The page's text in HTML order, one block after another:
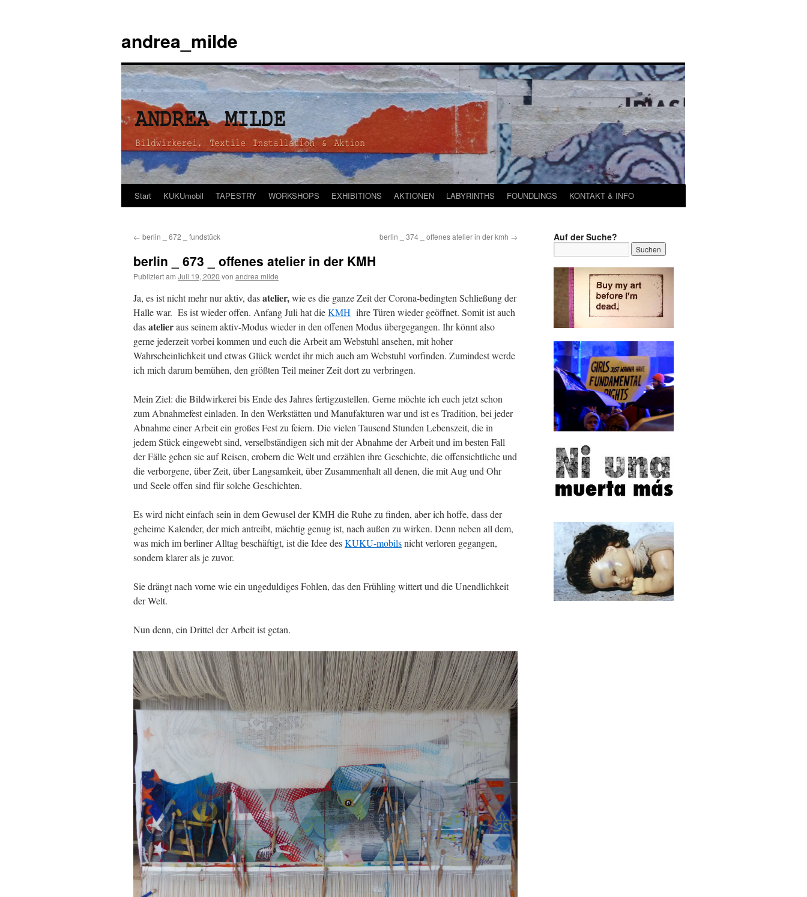
andrea_milde
Zum
springen
Start KUKUmobil TAPESTRY WORKSHOPS EXHIBITIONS AKTIONEN LABYRINTHS FOUNDLINGS KONTAKT & INFO
← berlin _ 672 _ fundstück berlin _ 374 _ offenes atelier in der kmh →
berlin _ 673 _ offenes atelier in der KMH
Publiziert am Juli 19, 2020 von andrea milde
Ja, es ist nicht mehr nur aktiv, dasatelier,wie es die ganze Zeit der Corona-bedingten Schließung der
Halle war. Es ist wieder offen. Anfang Juli hat dieKMH ihre Türen wieder geöffnet. Somit ist auch
dasatelieraus seinem aktiv-Modus wieder in den offenen Modus übergegangen. Ihr könnt also
gerne jederzeit vorbei kommen und euch die Arbeit am Webstuhl ansehen, mit hoher
Wahrscheinlichkeit und etwas Glück werdet ihr mich auch am Webstuhl vorfinden. Zumindest werde
ich mich darum bemühen, den größten Teil meiner Zeit dort zu verbringen.
Mein Ziel: die Bildwirkerei bis Ende des Jahres fertigzustellen. Gerne möchte ich euch jetzt schon
zum Abnahmefest einladen. In den Werkstätten und Manufakturen war und ist es Tradition, bei jeder
Abnahme einer Arbeit ein großes Fest zu feiern. Die vielen Tausend Stunden Lebenszeit, die in
jedem Stück eingewebt sind, verselbständigen sich mit der Abnahme der Arbeit und im besten Fall
der Fälle gehen sie auf Reisen, erobern die Welt und erzählen ihre Geschichte, die offensichtliche und
die verborgene, über Zeit, über Langsamkeit, über Zusammenhalt all denen, die mit Aug und Ohr
und Seele offen sind für solche Geschichten.
Es wird nicht einfach sein in dem Gewusel der KMH die Ruhe zu finden, aber ich hoffe, dass der
geheime Kalender, der mich antreibt, mächtig genug ist, nach außen zu wirken. Denn neben all dem,
was mich im berliner Alltag beschäftigt, ist die Idee desKUKU-mobilsnicht verloren gegangen,
sondern klarer als je zuvor.
Sie drängt nach vorne wie ein ungeduldiges Fohlen, das den Frühling wittert und die Unendlichkeit
der Welt.
Nun denn, ein Drittel der Arbeit ist getan.
Auf der Suche?